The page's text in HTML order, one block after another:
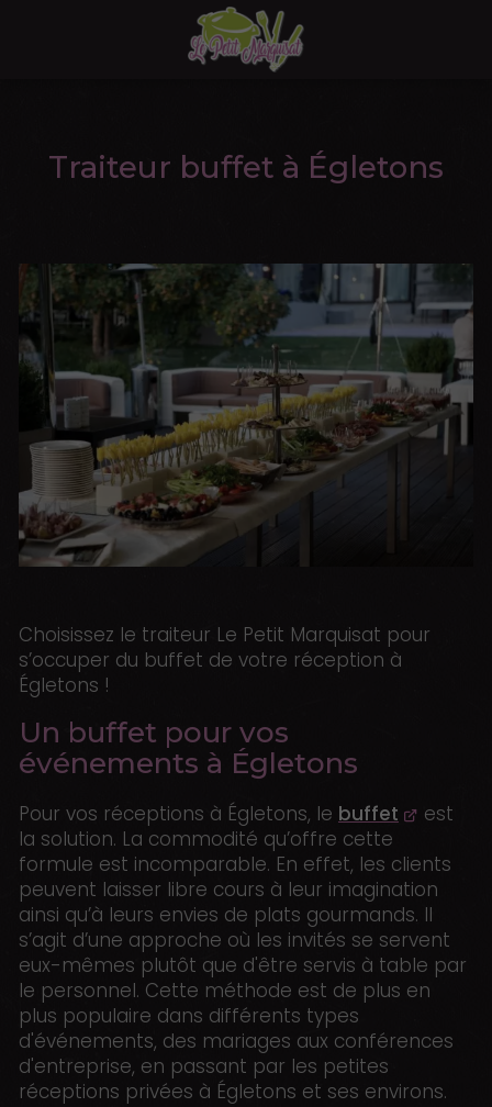
Traiteur buffet à Égletons
Choisissez le traiteur Le Petit Marquisat pour
s’occuper du buffet de votre réception à
Égletons !
Un buffet pour vos
événements à Égletons
Pour vos réceptions à Égletons, le buffet
est
la solution. La commodité qu’offre cette
formule est incomparable. En effet, les clients
peuvent laisser libre cours à leur imagination
ainsi qu’à leurs envies de plats gourmands. Il
s’agit d’une approche où les invités se servent
eux-mêmes plutôt que d'être servis à table par
le personnel. Cette méthode est de plus en
plus populaire dans différents types
d'événements, des mariages aux conférences
d'entreprise, en passant par les petites
réceptions privées à Égletons et ses environs.